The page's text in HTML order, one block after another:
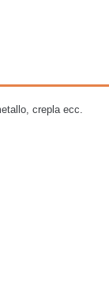
crepla ecc.